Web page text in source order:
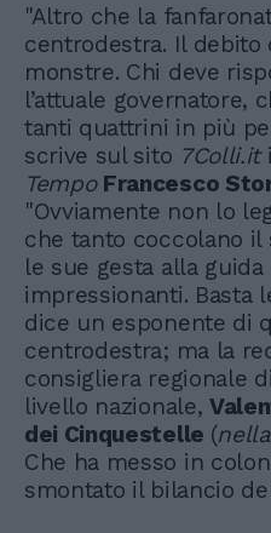
"Altro che la
centrodestra. Il debito
monstre. Chi deve
l’attuale governatore,
tanti quattrini in più
scrive sul sito 7Colli.it
Tempo Francesco
"Ovviamente non lo
che tanto coccolano il
le sue gesta alla
impressionanti. Basta
dice un esponente di
centrodestra; ma la
consigliera regionale
livello nazionale,
dei Cinquestelle (
Che ha messo in
smontato il bilancio